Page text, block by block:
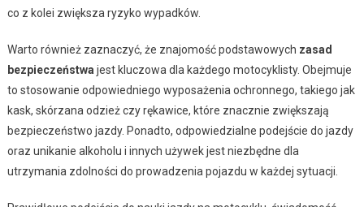
co z kolei zwiększa ryzyko wypadków.
Warto również zaznaczyć, że znajomość podstawowych zasad
bezpieczeństwajest kluczowa dla każdego motocyklisty. Obejmuje
to stosowanie odpowiedniego wyposażenia ochronnego, takiego jak
kask, skórzana odzież czy rękawice, które znacznie zwiększają
bezpieczeństwo jazdy. Ponadto, odpowiedzialne podejście do jazdy
oraz unikanie alkoholu i innych używek jest niezbędne dla
utrzymania zdolności do prowadzenia pojazdu w każdej sytuacji.